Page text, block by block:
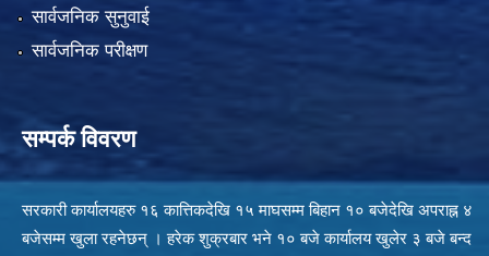
सार्वजनिक सुनुवाई
सार्वजनिक परीक्षण
सम्पर्क विवरण
सरकारी कार्यालयहरु १६ कात्तिकदेखि १५ माघसम्म बिहान १० बजेदेखि अपराह्न ४
बजेसम्म खुला रहनेछन् । हरेक शुक्रबार भने १० बजे कार्यालय खुलेर ३ बजे बन्द